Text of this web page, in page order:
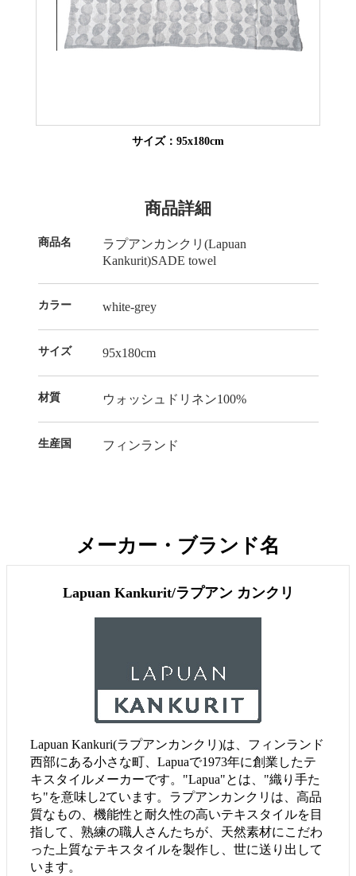
サイズ：95x180cm
商品詳細
商品名
ラプアンカンクリ(Lapuan
Kankurit)SADE towel
カラー white-grey
サイズ 95x180cm
材質 ウォッシュドリネン100%
生産国 フィンランド
メーカー・ブランド名
Lapuan Kankurit/ラプアン カンクリ
Lapuan Kankuri(ラプアンカンクリ)は、フィンランド
西部にある小さな町、Lapuaで1973年に創業したテ
キスタイルメーカーです。"Lapua"とは、"織り手た
ち"を意味し2ています。ラプアンカンクリは、高品
質なもの、機能性と耐久性の高いテキスタイルを目
指して、熟練の職人さんたちが、天然素材にこだわ
った上質なテキスタイルを製作し、世に送り出して
います。